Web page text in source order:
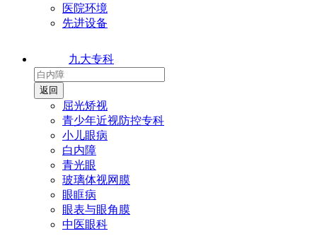
医院环境
先进设备
九大专科
屈光矫视
青少年近视防控专科
小儿眼病
白内障
青光眼
玻璃体视网膜
眼眶病
眼表与眼角膜
中医眼科